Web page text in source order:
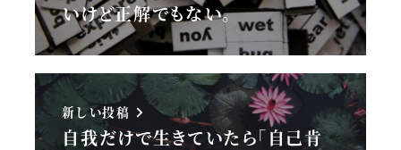
いけど正解でもない。
新しい投稿
自我だけで生きていたら「自己肯